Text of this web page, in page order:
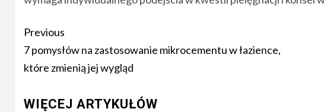
Post
navigation
Previous
7 pomysłów na zastosowanie mikrocementu w łazience,
które zmienią jej wygląd
WIĘCEJ ARTYKUŁÓW